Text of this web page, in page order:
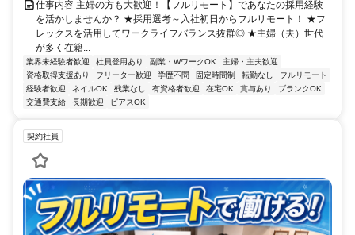
仕事内容 主婦の方も大歓迎！【フルリモート】であなたの採用経験
を活かしませんか？ ★採用選考～入社初日からフルリモート！ ★フ
レックスを活用してワークライフバランス抜群◎ ★主婦（夫）世代
が多く在籍...
業界未経験者歓迎 社員登用あり 副業・WワークOK
主婦・主夫歓迎
資格取得支援あり
フリーター歓迎 学歴不問 固定時間制 転勤なし
フルリモート
経験者歓迎
ネイルOK 残業なし 有資格者歓迎 在宅OK 賞与あり
ブランクOK
交通費支給
長期歓迎 ピアスOK
契約社員